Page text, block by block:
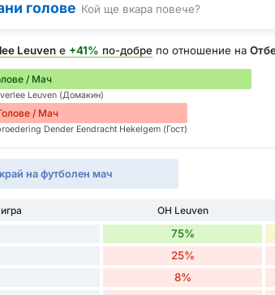
голове Кой ще вкара повече?
Leuven е +41% по-добре по отношение на
/ Мач
Leuven (Домакин)
/ Мач
Dender Eendracht Hekelgem (Гост)
край на футболен мач
OH Leuven
75%
25%
8%